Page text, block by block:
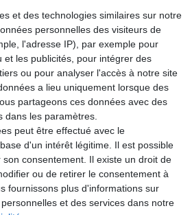
lu la Déclaration de confidentialité
. Je peux
tout moment.**
S’abonner
** Il s’agit d’un champ obligatoire.
Se désabonner
et des technologies similaires sur notre
personnelles des visiteurs de
l'adresse IP), par exemple pour
et les publicités, pour intégrer des
ou pour analyser l'accès à notre site
a lieu uniquement lorsque des
partageons ces données avec des
dans les paramètres.
peut être effectué avec le
d'un intérêt légitime. Il est possible
consentement. Il existe un droit de
ou de retirer le consentement à
fournissons plus d'informations sur
et des services dans notre